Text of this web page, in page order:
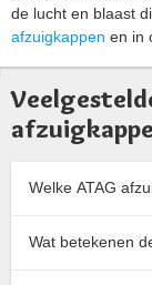
de lucht en blaast
afzuigkappen en in
Welke ATAG
Wat betekenen